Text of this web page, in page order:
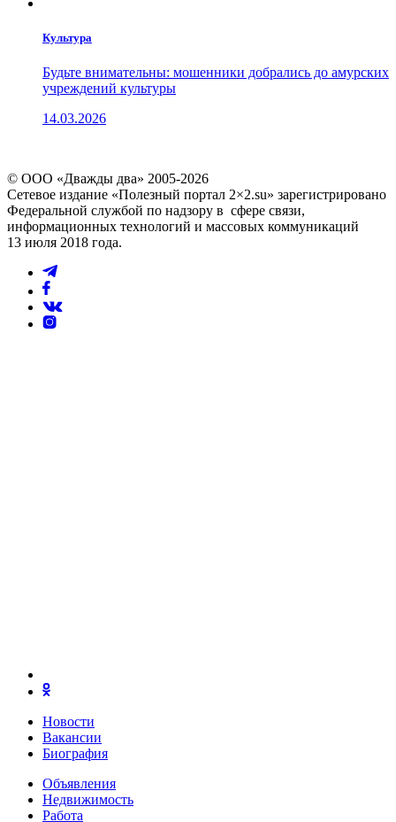
Культура
Будьте внимательны: мошенники добрались до амурских
учреждений культуры
14.03.2026
© ООО «Дважды два» 2005-2026
Сетевое издание «Полезный портал 2×2.su» зарегистрировано
Федеральной службой по надзору в сфере связи,
информационных технологий и массовых коммуникаций
13 июля 2018 года.
Новости
Вакансии
Биография
Объявления
Недвижимость
Работа